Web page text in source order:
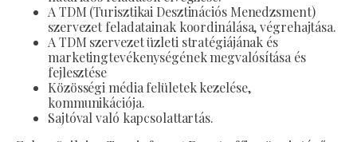
A TDM (Turisztikai Desztinációs Menedzsment)
szervezet feladatainak koordinálása, végrehajtása.
A TDM szervezet üzleti stratégiájának és
marketingtevékenységének megvalósítása és
fejlesztése
Közösségi média felületek kezelése,
kommunikációja.
Sajtóval való kapcsolattartás.